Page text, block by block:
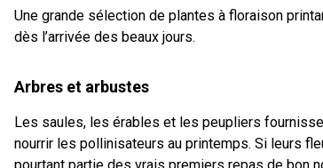
Une grande sélection de plantes à floraison
dès l’arrivée des beaux jours.
Arbres et arbustes
Les saules, les érables et les peupliers
nourrir les pollinisateurs au printemps. Si leurs